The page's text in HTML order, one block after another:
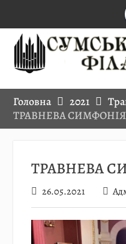
Skip
content
Головна 2021
ТРАВНЕВА СИМФОНІЯ
ТРАВНЕВА
26.05.2021